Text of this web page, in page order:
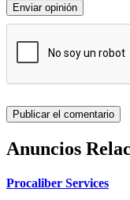
Enviar opinión
Anuncios
Procaliber Services